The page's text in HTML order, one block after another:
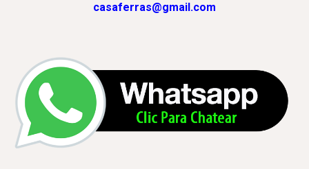
casaferras@gmail.com